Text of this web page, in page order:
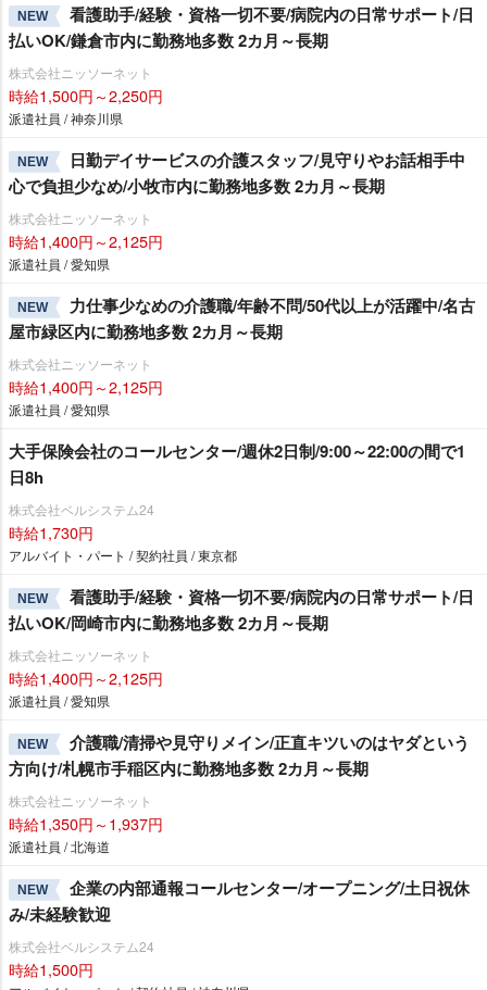
NEW
看護助手/経験・資格一切不要/病院内の日常サポート/日
払いOK/鎌倉市内に勤務地多数 2カ月～長期
株式会社ニッソーネット
時給1,500円～2,250円
派遣社員 / 神奈川県
NEW
日勤デイサービスの介護スタッフ/見守りやお話相手中
心で負担少なめ/小牧市内に勤務地多数 2カ月～長期
株式会社ニッソーネット
時給1,400円～2,125円
派遣社員 / 愛知県
NEW
力仕事少なめの介護職/年齢不問/50代以上が活躍中/名古
屋市緑区内に勤務地多数 2カ月～長期
株式会社ニッソーネット
時給1,400円～2,125円
派遣社員 / 愛知県
大手保険会社のコールセンター/週休2日制/9:00～22:00の間で1
日8h
株式会社ベルシステム24
時給1,730円
アルバイト・パート / 契約社員 / 東京都
NEW
看護助手/経験・資格一切不要/病院内の日常サポート/日
払いOK/岡崎市内に勤務地多数 2カ月～長期
株式会社ニッソーネット
時給1,400円～2,125円
派遣社員 / 愛知県
NEW
介護職/清掃や見守りメイン/正直キツいのはヤダという
方向け/札幌市手稲区内に勤務地多数 2カ月～長期
株式会社ニッソーネット
時給1,350円～1,937円
派遣社員 / 北海道
NEW
企業の内部通報コールセンター/オープニング/土日祝休
み/未経験歓迎
株式会社ベルシステム24
時給1,500円